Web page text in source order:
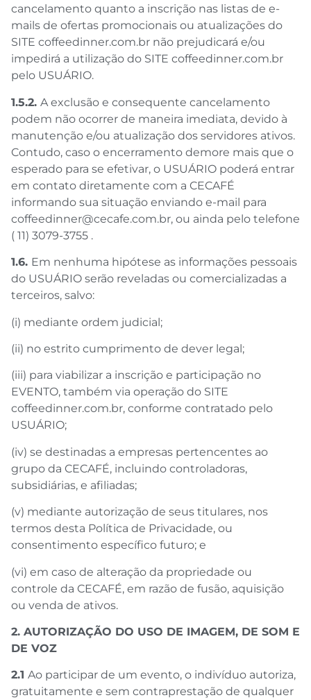
cancelamento quanto a inscrição nas listas de e-
mails de ofertas promocionais ou atualizações do
SITE coffeedinner.com.br não prejudicará e/ou
impedirá a utilização do SITE coffeedinner.com.br
pelo USUÁRIO.
1.5.2. A exclusão e consequente cancelamento
podem não ocorrer de maneira imediata, devido à
manutenção e/ou atualização dos servidores ativos.
Contudo, caso o encerramento demore mais que o
esperado para se efetivar, o USUÁRIO poderá entrar
em contato diretamente com a CECAFÉ
informando sua situação enviando e-mail para
coffeedinner@cecafe.com.br, ou ainda pelo telefone
( 11) 3079-3755 .
1.6. Em nenhuma hipótese as informações pessoais
do USUÁRIO serão reveladas ou comercializadas a
terceiros, salvo:
(i) mediante ordem judicial;
(ii) no estrito cumprimento de dever legal;
(iii) para viabilizar a inscrição e participação no
EVENTO, também via operação do SITE
coffeedinner.com.br, conforme contratado pelo
USUÁRIO;
(iv) se destinadas a empresas pertencentes ao
grupo da CECAFÉ, incluindo controladoras,
subsidiárias, e afiliadas;
(v) mediante autorização de seus titulares, nos
termos desta Política de Privacidade, ou
consentimento específico futuro; e
(vi) em caso de alteração da propriedade ou
controle da CECAFÉ, em razão de fusão, aquisição
ou venda de ativos.
2. AUTORIZAÇÃO DO USO DE IMAGEM, DE SOM E
DE VOZ
2.1 Ao participar de um evento, o indivíduo autoriza,
gratuitamente e sem contraprestação de qualquer